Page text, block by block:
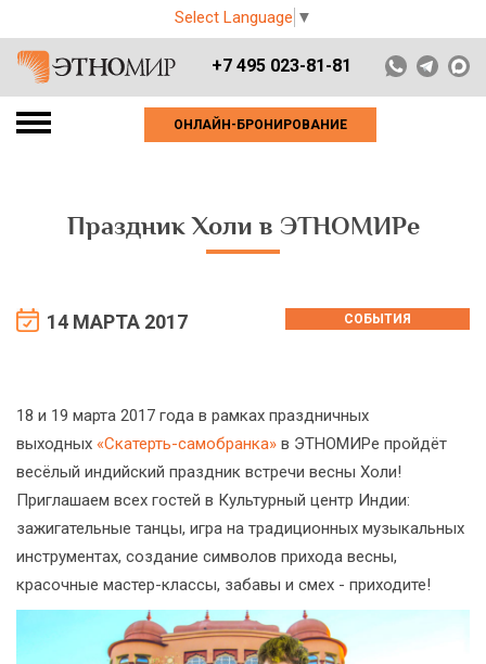
Select Language ▼
+7 495 023-81-81
ОНЛАЙН-БРОНИРОВАНИЕ
Праздник Холи в ЭТНОМИРе
14 МАРТА 2017 СОБЫТИЯ
18 и 19 марта 2017 года в рамках праздничных
выходных «Скатерть-самобранка» в ЭТНОМИРе пройдёт
весёлый индийский праздник встречи весны Холи!
Приглашаем всех гостей в Культурный центр Индии:
зажигательные танцы, игра на традиционных музыкальных
инструментах, создание символов прихода весны,
красочные мастер-классы, забавы и смех - приходите!